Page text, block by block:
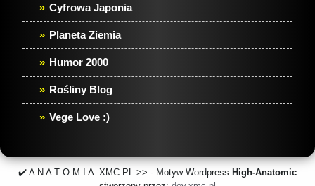
Cyfrowa Japonia
Planeta Ziemia
Humor 2000
Rośliny Blog
Vege Love :)
✔️ A N A T O M I A .XMC.PL >> - Motyw Wordpress High-Anatomic